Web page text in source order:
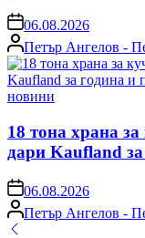
on06.08.2026
Posted
by
Петър Ангелов -
Posted
новини
18 тона храна
дари Kaufland
on06.08.2026
Posted
by
Петър Ангелов -